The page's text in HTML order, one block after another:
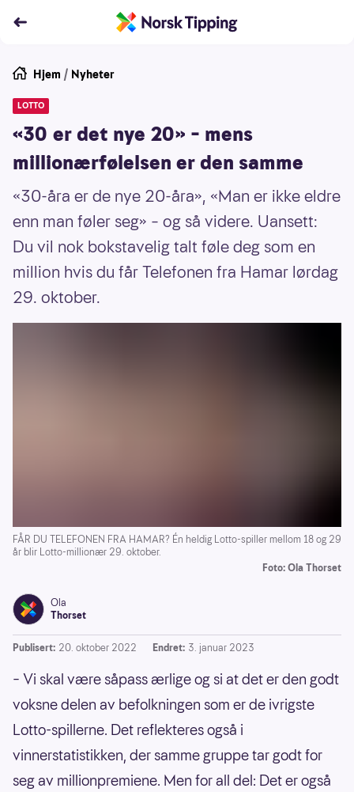
Hjem / Nyheter
LOTTO
«30 er det nye 20» – mens
millionærfølelsen er den samme
«30-åra er de nye 20-åra», «Man er ikke eldre
enn man føler seg» – og så videre. Uansett:
Du vil nok bokstavelig talt føle deg som en
million hvis du får Telefonen fra Hamar lørdag
29. oktober.
FÅR DU TELEFONEN FRA HAMAR? Én heldig Lotto-spiller mellom 18 og 29
år blir Lotto-millionær 29. oktober.
Foto: Ola Thorset
Ola
Thorset
Publisert: 20. oktober 2022 Endret: 3. januar 2023
– Vi skal være såpass ærlige og si at det er den godt
voksne delen av befolkningen som er de ivrigste
Lotto-spillerne. Det reflekteres også i
vinnerstatistikken, der samme gruppe tar godt for
seg av millionpremiene. Men for all del: Det er også